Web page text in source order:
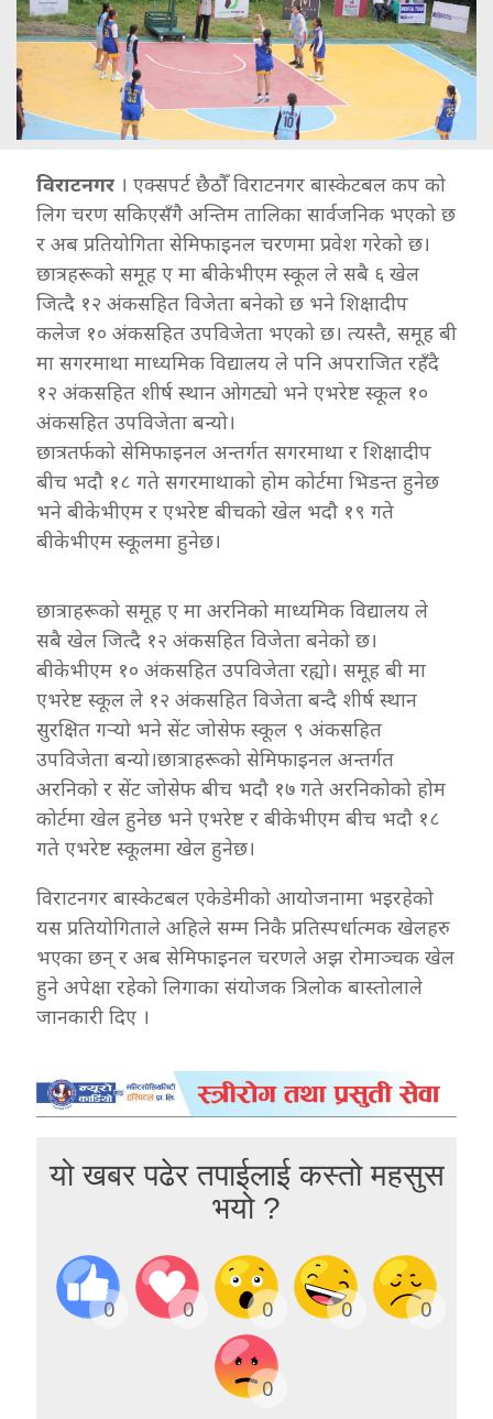
विराटनगर । एक्सपर्ट छैठौँ विराटनगर बास्केटबल कप को
लिग चरण सकिएसँगै अन्तिम तालिका सार्वजनिक भएको छ
र अब प्रतियोगिता सेमिफाइनल चरणमा प्रवेश गरेको छ।
छात्रहरूको समूह ए मा बीकेभीएम स्कूल ले सबै ६ खेल
जित्दै १२ अंकसहित विजेता बनेको छ भने शिक्षादीप
कलेज १० अंकसहित उपविजेता भएको छ। त्यस्तै, समूह बी
मा सगरमाथा माध्यमिक विद्यालय ले पनि अपराजित रहँदै
१२ अंकसहित शीर्ष स्थान ओगट्यो भने एभरेष्ट स्कूल १०
अंकसहित उपविजेता बन्यो।
छात्रतर्फको सेमिफाइनल अन्तर्गत सगरमाथा र शिक्षादीप
बीच भदौ १८ गते सगरमाथाको होम कोर्टमा भिडन्त हुनेछ
भने बीकेभीएम र एभरेष्ट बीचको खेल भदौ १९ गते
बीकेभीएम स्कूलमा हुनेछ।
छात्राहरूको समूह ए मा अरनिको माध्यमिक विद्यालय ले
सबै खेल जित्दै १२ अंकसहित विजेता बनेको छ।
बीकेभीएम १० अंकसहित उपविजेता रह्यो। समूह बी मा
एभरेष्ट स्कूल ले १२ अंकसहित विजेता बन्दै शीर्ष स्थान
सुरक्षित गर्‍यो भने सेंट जोसेफ स्कूल ९ अंकसहित
उपविजेता बन्यो।छात्राहरूको सेमिफाइनल अन्तर्गत
अरनिको र सेंट जोसेफ बीच भदौ १७ गते अरनिकोको होम
कोर्टमा खेल हुनेछ भने एभरेष्ट र बीकेभीएम बीच भदौ १८
गते एभरेष्ट स्कूलमा खेल हुनेछ।
विराटनगर बास्केटबल एकेडेमीको आयोजनामा भइरहेको
यस प्रतियोगिताले अहिले सम्म निकै प्रतिस्पर्धात्मक खेलहरु
भएका छन् र अब सेमिफाइनल चरणले अझ रोमाञ्चक खेल
हुने अपेक्षा रहेको लिगाका संयोजक त्रिलोक बास्तोलाले
जानकारी दिए ।
यो खबर पढेर तपाईलाई कस्तो महसुस
भयो ?
0 0 0 0 0
0